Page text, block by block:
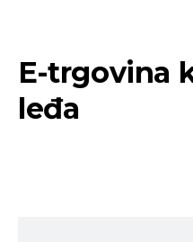
E-trgovina
leđa